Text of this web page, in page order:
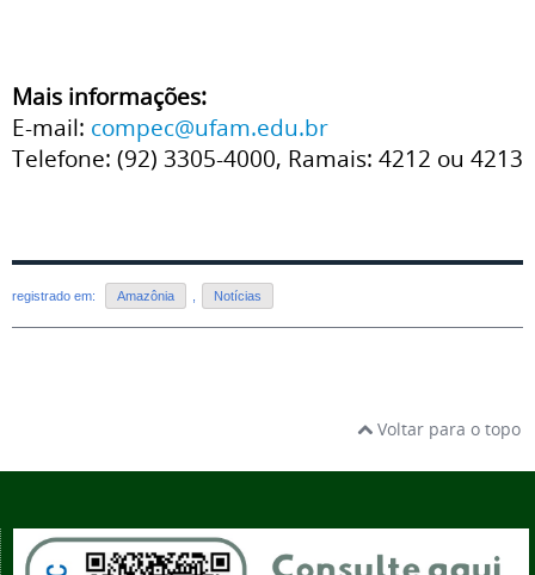
Mais informações:
E-mail: compec@ufam.edu.br
Telefone: (92) 3305-4000, Ramais: 4212 ou 4213
registrado em: Amazônia Notícias
Voltar para o topo